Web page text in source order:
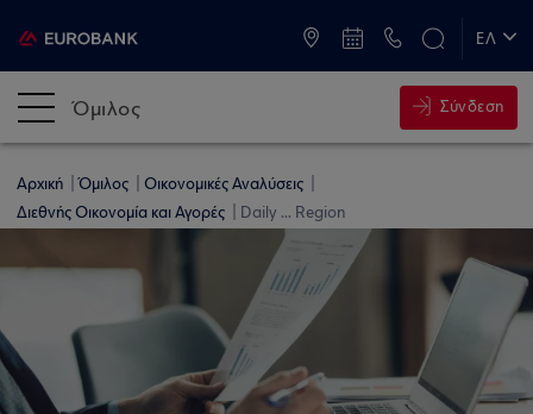
ΕΛ
Όμιλος Σύνδεση
Αρχική Όμιλος
Οικονομικές Αναλύσεις
Διεθνής Οικονομία και Αγορές
Daily ... Region